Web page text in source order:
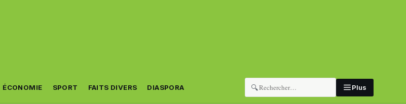
ÉCONOMIE SPORT FAITS DIVERS DIASPORA 🔍 Plus